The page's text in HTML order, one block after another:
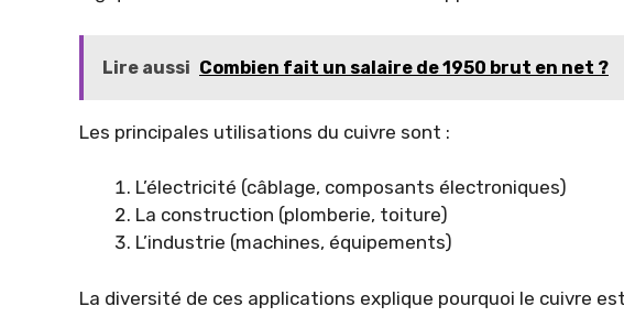
Lire aussi Combien fait un salaire de 1950 brut en net ?
Les principales utilisations du cuivre sont :
L’électricité (câblage, composants électroniques)
La construction (plomberie, toiture)
L’industrie (machines, équipements)
La diversité de ces applications explique pourquoi le cuivre